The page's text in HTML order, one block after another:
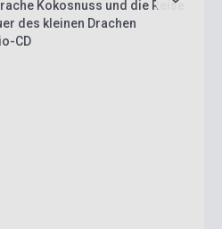
Kokosnuss und die Reise
des kleinen Drachen
CD